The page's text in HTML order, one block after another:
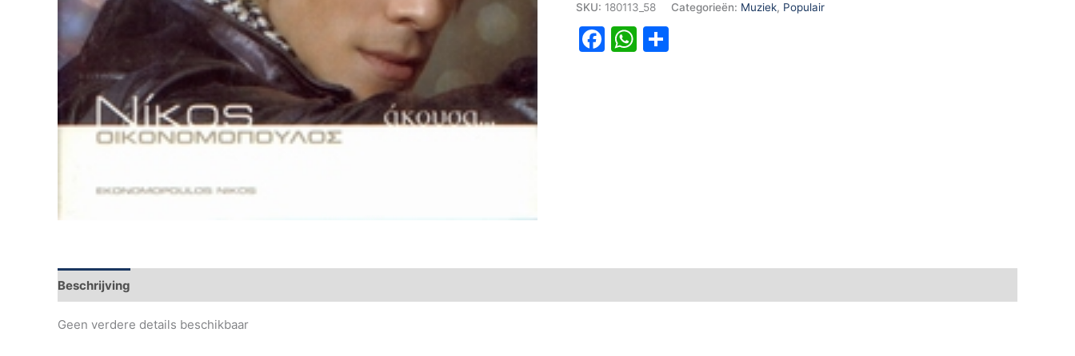
SKU: 180113_58 Categorieën: Muziek, Populair
Facebook
WhatsApp
Beschrijving
Geen verdere details beschikbaar